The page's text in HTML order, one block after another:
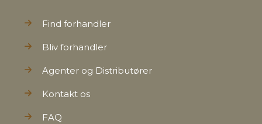
Find forhandler
Bliv forhandler
Agenter og Distributører
Kontakt os
FAQ